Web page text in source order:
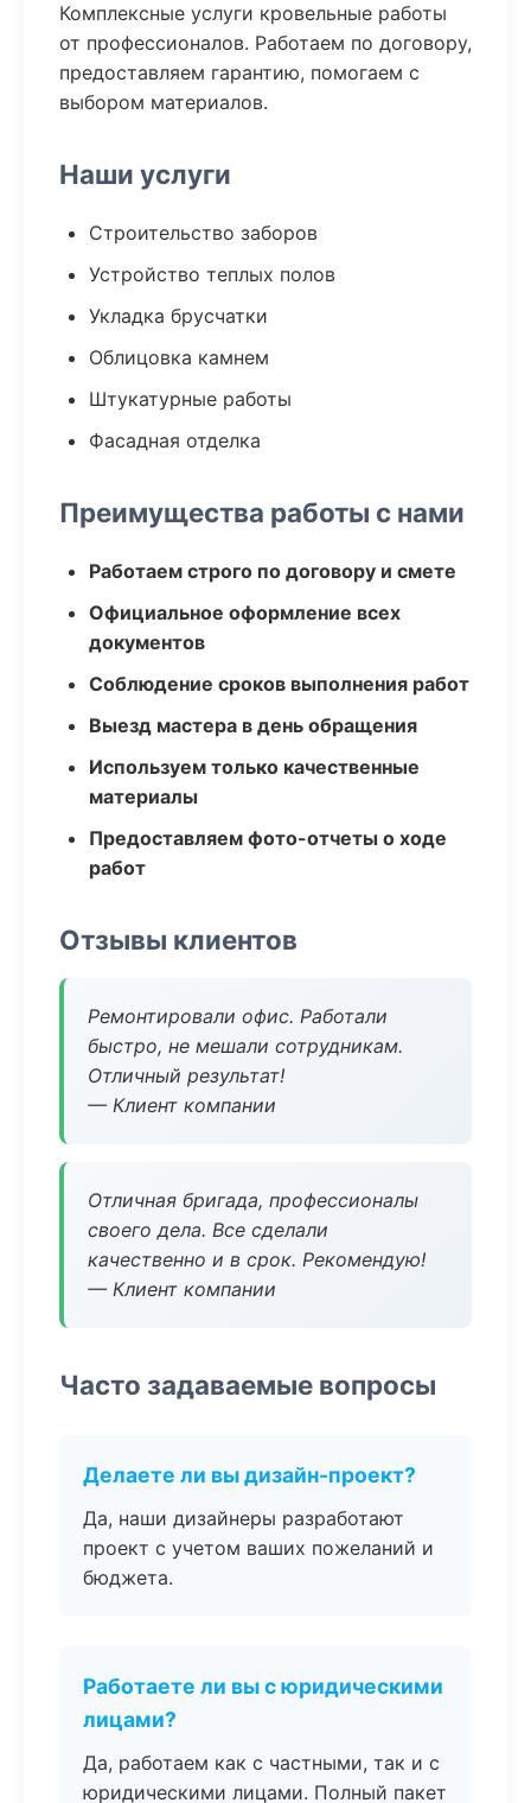
Комплексные услуги кровельные работы
от профессионалов. Работаем по договору,
предоставляем гарантию, помогаем с
выбором материалов.
Наши услуги
Строительство заборов
Устройство теплых полов
Укладка брусчатки
Облицовка камнем
Штукатурные работы
Фасадная отделка
Преимущества работы с нами
Работаем строго по договору и смете
Официальное оформление всех
документов
Соблюдение сроков выполнения работ
Выезд мастера в день обращения
Используем только качественные
материалы
Предоставляем фото-отчеты о ходе
работ
Отзывы клиентов
Ремонтировали офис. Работали
быстро, не мешали сотрудникам.
Отличный результат!
— Клиент компании
Отличная бригада, профессионалы
своего дела. Все сделали
качественно и в срок. Рекомендую!
— Клиент компании
Часто задаваемые вопросы
Делаете ли вы дизайн-проект?
Да, наши дизайнеры разработают
проект с учетом ваших пожеланий и
бюджета.
Работаете ли вы с юридическими
лицами?
Да, работаем как с частными, так и с
юридическими лицами. Полный пакет